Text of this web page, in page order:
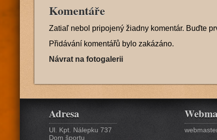
Komentáře
Zatiaľ nebol pripojený žiadny komentár. Buďte
Přidávání komentářů bylo zakázáno.
Návrat na fotogalerii
Adresa
Ul. Kpt. Nálepku 737
Dom športu